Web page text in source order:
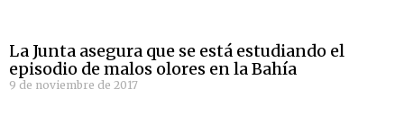
La Junta asegura que se está estudiando el
episodio de malos olores en la Bahía
9 de noviembre de 2017